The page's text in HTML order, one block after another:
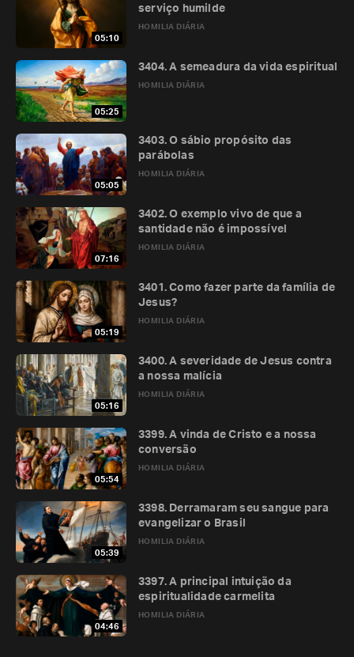
05:10
HOMILIA DIÁRIA
serviço humilde
05:25
HOMILIA DIÁRIA
3404. A semeadura da vida espiritual
05:05
HOMILIA DIÁRIA
3403. O sábio propósito das
parábolas
07:16
HOMILIA DIÁRIA
3402. O exemplo vivo de que a
santidade não é impossível
05:19
HOMILIA DIÁRIA
3401. Como fazer parte da família de
Jesus?
05:16
HOMILIA DIÁRIA
3400. A severidade de Jesus contra
a nossa malícia
05:54
HOMILIA DIÁRIA
3399. A vinda de Cristo e a nossa
conversão
05:39
HOMILIA DIÁRIA
3398. Derramaram seu sangue para
evangelizar o Brasil
04:46
HOMILIA DIÁRIA
3397. A principal intuição da
espiritualidade carmelita